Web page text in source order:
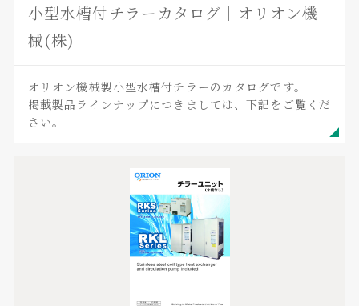
小型水槽付チラーカタログ｜オリオン機
械(株)
オリオン機械製小型水槽付チラーのカタログです。
掲載製品ラインナップにつきましては、下記をご覧くだ
さい。